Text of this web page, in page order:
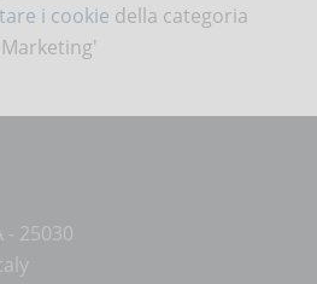
i cookie della categoria
- 25030